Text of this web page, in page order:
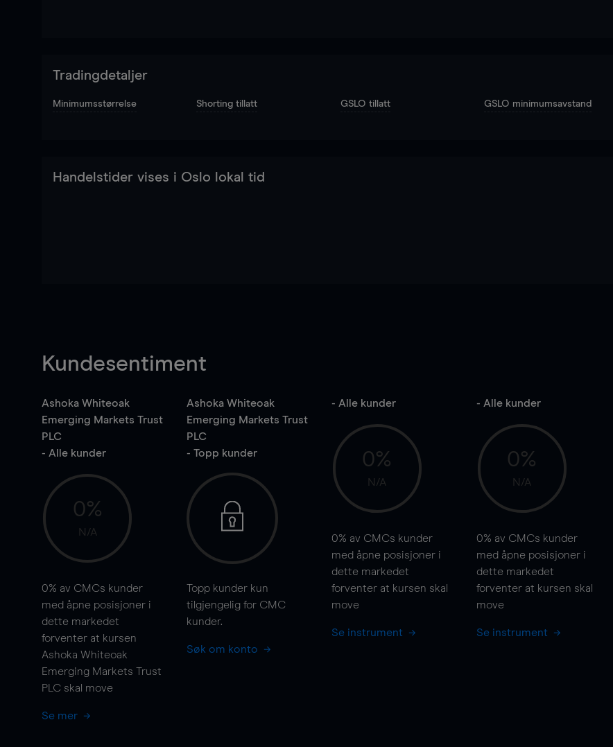
Tradingdetaljer
Minimumsstørrelse Shorting tillatt GSLO tillatt GSLO minimumsavstand
Handelstider vises i Oslo lokal tid
Kundesentiment
Ashoka Whiteoak
Emerging Markets Trust
PLC
- Alle kunder
0%
N/A
0% av CMCs kunder
med åpne posisjoner i
dette markedet
forventer at kursen
Ashoka Whiteoak
Emerging Markets Trust
PLC skal move
Se mer
Ashoka Whiteoak
Emerging Markets Trust
PLC
- Topp kunder
Topp kunder kun
tilgjengelig for CMC
kunder.
Søk om konto
- Alle kunder
0%
N/A
0% av CMCs kunder
med åpne posisjoner i
dette markedet
forventer at kursen skal
move
Se instrument
- Alle kunder
0%
N/A
0% av CMCs kunder
med åpne posisjoner i
dette markedet
forventer at kursen skal
move
Se instrument